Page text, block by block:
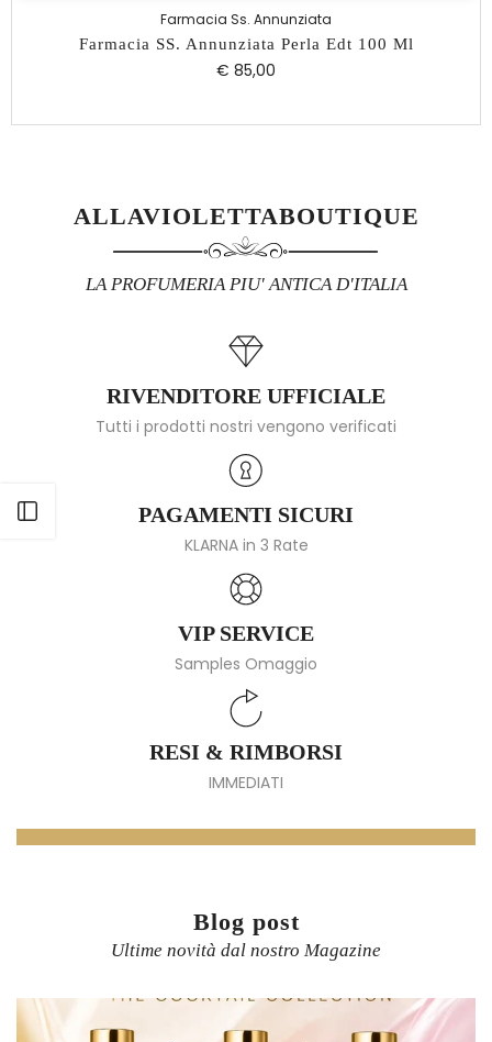
Apri barra laterale
Farmacia Ss. Annunziata
Farmacia SS. Annunziata Perla Edt 100 Ml
€ 85,00
ALLAVIOLETTABOUTIQUE
LA PROFUMERIA PIU' ANTICA D'ITALIA
RIVENDITORE UFFICIALE
Tutti i prodotti nostri vengono verificati
PAGAMENTI SICURI
KLARNA in 3 Rate
VIP SERVICE
Samples Omaggio
RESI & RIMBORSI
IMMEDIATI
Blog post
Ultime novità dal nostro Magazine